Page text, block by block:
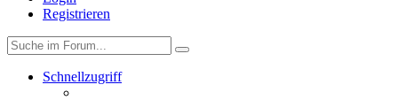
Registrieren
Schnellzugriff